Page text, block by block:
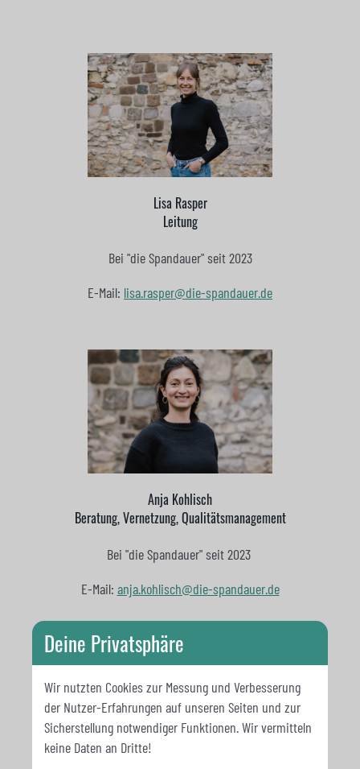
Lisa Rasper
Leitung
Bei "die Spandauer" seit 2023
E-Mail: lisa.rasper@die-spandauer.de
Anja Kohlisch
Beratung, Vernetzung, Qualitätsmanagement
Bei "die Spandauer" seit 2023
E-Mail: anja.kohlisch@die-spandauer.de
Deine Privatsphäre
Wir nutzten Cookies zur Messung und Verbesserung
der Nutzer-Erfahrungen auf unseren Seiten und zur
Sicherstellung notwendiger Funktionen. Wir vermitteln
keine Daten an Dritte!